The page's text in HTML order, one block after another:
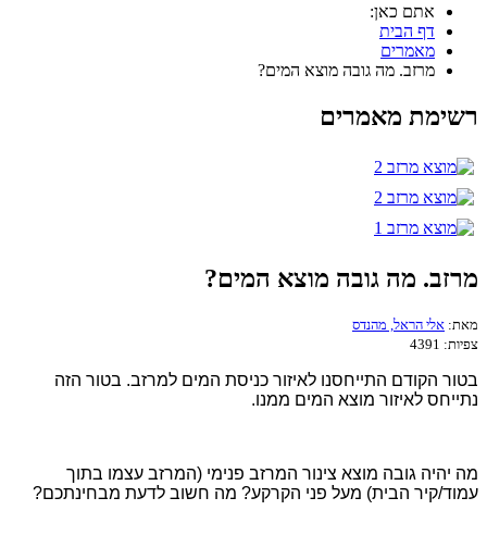
אתם כאן:
דף הבית
מאמרים
מרזב. מה גובה מוצא המים?
רשימת מאמרים
מרזב. מה גובה מוצא המים?
מאת: אלי הראל, מהנדס
צפיות: 4391
בטור הקודם התייחסנו לאיזור כניסת המים למרזב. בטור הזה
נתייחס לאיזור מוצא המים ממנו.
מה יהיה גובה מוצא צינור המרזב פנימי (המרזב עצמו בתוך
עמוד/קיר הבית) מעל פני הקרקע? מה חשוב לדעת מבחינתכם?